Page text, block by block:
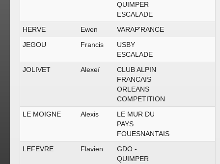
QUIMPER
ESCALADE
HERVE
Ewen
VARAP'RANCE
JEGOU
Francis
USBY
ESCALADE
JOLIVET
Alexeï
CLUB ALPIN
FRANCAIS
ORLEANS
COMPETITION
LE MOIGNE
Alexis
LE MUR DU
PAYS
FOUESNANTAIS
LEFEVRE
Flavien
GDO -
QUIMPER